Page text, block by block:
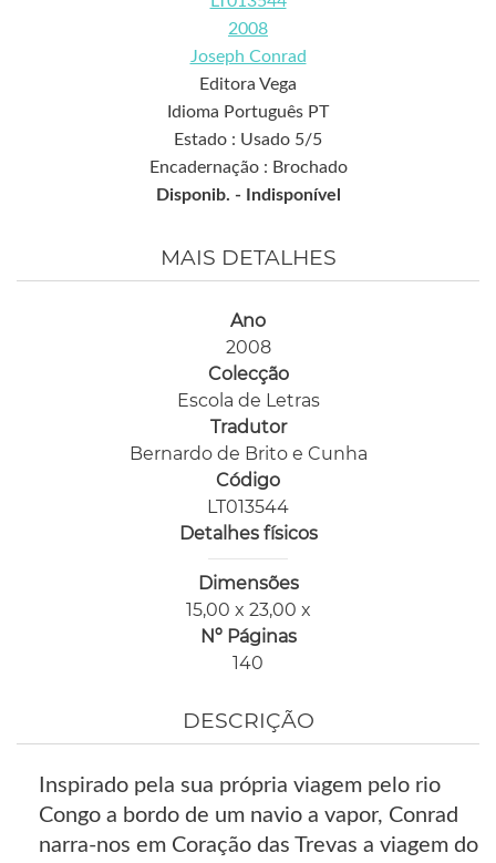
2008
Joseph Conrad
Editora Vega
Idioma Português PT
Estado : Usado 5/5
Encadernação : Brochado
Disponib. -
Indisponível
MAIS DETALHES
Ano
2008
Colecção
Escola de Letras
Tradutor
Bernardo de Brito e Cunha
Código
LT013544
Detalhes físicos
Dimensões
15,00 x 23,00 x
Nº Páginas
140
DESCRIÇÃO
Inspirado pela sua própria viagem pelo rio
Congo a bordo de um navio a vapor, Conrad
narra-nos em Coração das Trevas a viagem do